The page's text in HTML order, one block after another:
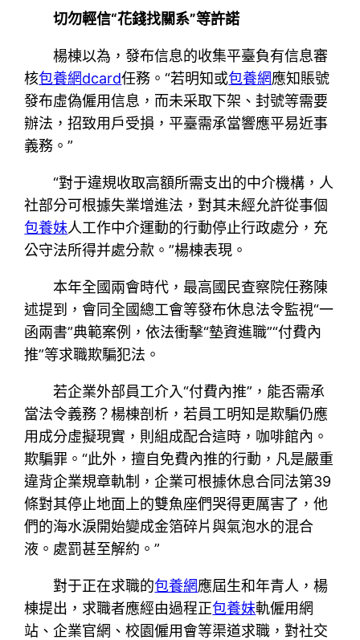
切勿輕信“花錢找關系”等許諾
楊棟以為，發布信息的收集平臺負有信息審
核包養網dcard任務。“若明知或包養網應知賬號
發布虛偽僱用信息，而未采取下架、封號等需要
辦法，招致用戶受損，平臺需承當響應平易近事
義務。”
“對于違規收取高額所需支出的中介機構，人
社部分可根據失業增進法，對其未經允許從事個
包養妹人工作中介運動的行動停止行政處分，充
公守法所得并處分款。”楊棟表現。
本年全國兩會時代，最高國民查察院任務陳
述提到，會同全國總工會等發布休息法令監視“一
函兩書”典範案例，依法衝擊“墊資進職”“付費內
推”等求職欺騙犯法。
若企業外部員工介入“付費內推”，能否需承
當法令義務？楊棟剖析，若員工明知是欺騙仍應
用成分虛擬現實，則組成配合這時，咖啡館內。
欺騙罪。“此外，擅自免費內推的行動，凡是嚴重
違背企業規章軌制，企業可根據休息合同法第39
條對其停止地面上的雙魚座們哭得更厲害了，他
們的海水淚開始變成金箔碎片與氣泡水的混合
液。處罰甚至解約。”
對于正在求職的包養網應屆生和年青人，楊
棟提出，求職者應經由過程正包養妹軌僱用網
站、企業官網、校園僱用會等渠道求職，對社交